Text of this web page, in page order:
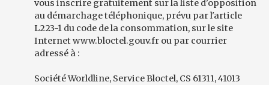
vous inscrire gratuitement sur la liste d'opposition
au démarchage téléphonique, prévu par l'article
L223-1 du code de la consommation, sur le site
Internet www.bloctel.gouv.fr ou par courrier
adressé à :
Société Worldline, Service Bloctel, CS 61311, 41013